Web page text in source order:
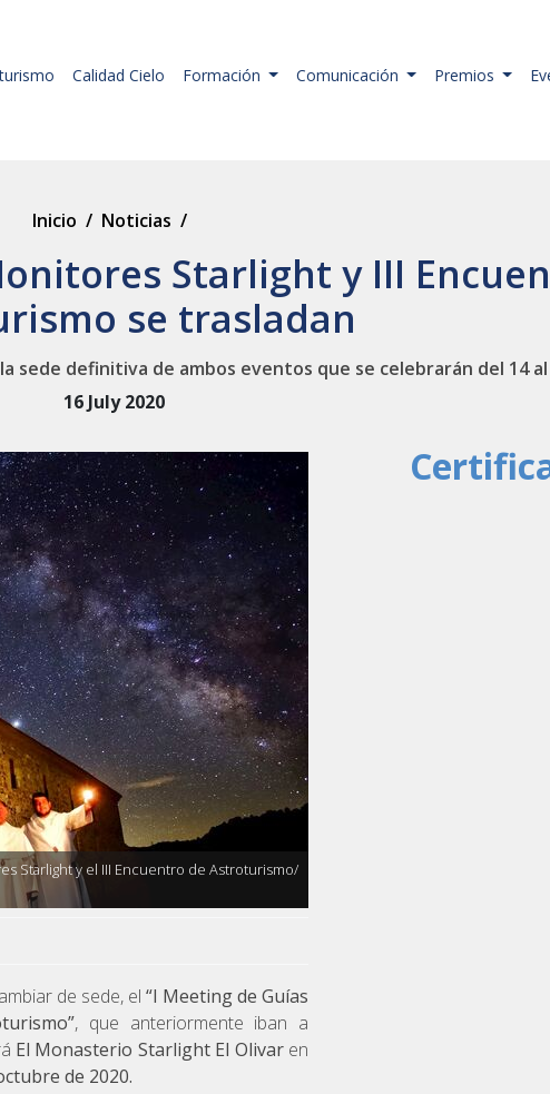
Calidad Cielo Formación Comunicación Premios
Inicio / Noticias /
Starlight y III
se trasladan
sede definitiva de ambos eventos que se celebrarán del 14
16 July 2020
Starlight y el III Encuentro de Astroturismo/
de sede, el “I Meeting de Guías
, que anteriormente iban a
El Monasterio Starlight El Olivar en
de 2020.